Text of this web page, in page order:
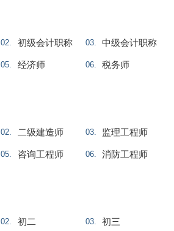
薪税师
02. 初级会计职称 03. 中级会计职称
05. 经济师 06. 税务师
02. 二级建造师 03. 监理工程师
05. 咨询工程师 06. 消防工程师
02. 初二 03. 初三